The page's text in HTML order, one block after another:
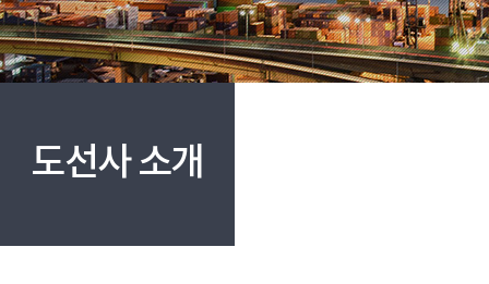
보다 안전한 선박, 보다 깨끗한 바다를
지향합니다.
도선사 소개